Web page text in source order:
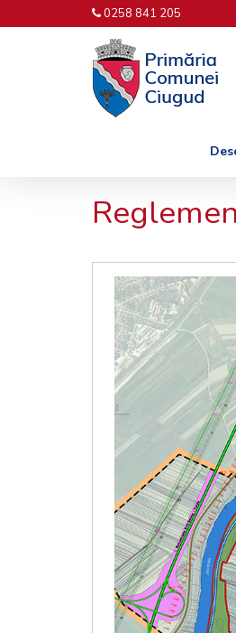
0258 841 205